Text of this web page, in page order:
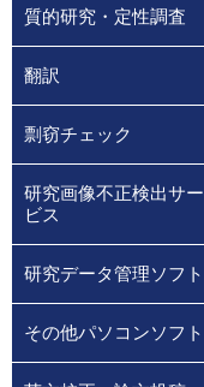
質的研究・定性調査
翻訳
剽窃チェック
研究画像不正検出サー
ビス
研究データ管理ソフト
その他パソコンソフト